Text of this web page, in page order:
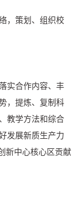
，策划、组织校
实合作内容、丰
，提炼、复制科
教学方法和综合
发展新质生产力
新中心核心区贡献